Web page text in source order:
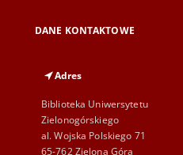
DANE KONTAKTOWE
Adres
Biblioteka Uniwersytetu
Zielonogórskiego
al. Wojska Polskiego 71
65-762 Zielona Góra